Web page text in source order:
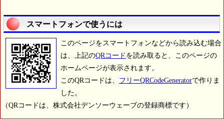
スマートフォンで使うには
このページをスマートフォンなどから読み込む場合
は、上記のQRコード を読み取ると、このページの
ホームページが表示されます。
このQRコードは、 フリーQRCodeGeneratorで作りま
した。
（QRコードは、株式会社デンソーウェーブの登録商標です）